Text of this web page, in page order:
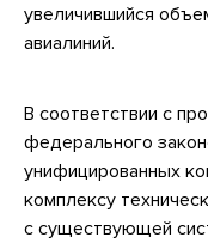
увеличившийся
авиалиний.
В соответствии с
федерального
унифицированных
комплексу
с существующей